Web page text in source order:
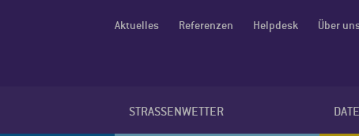
STRASSENWETTER
Aktuelles Referenzen Helpdesk Über